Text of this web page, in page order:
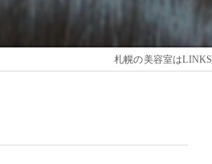
札幌の美容室はLINKS